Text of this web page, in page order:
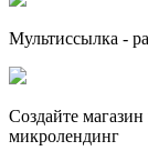
Мультиссылка -
Создайте
микролендинг